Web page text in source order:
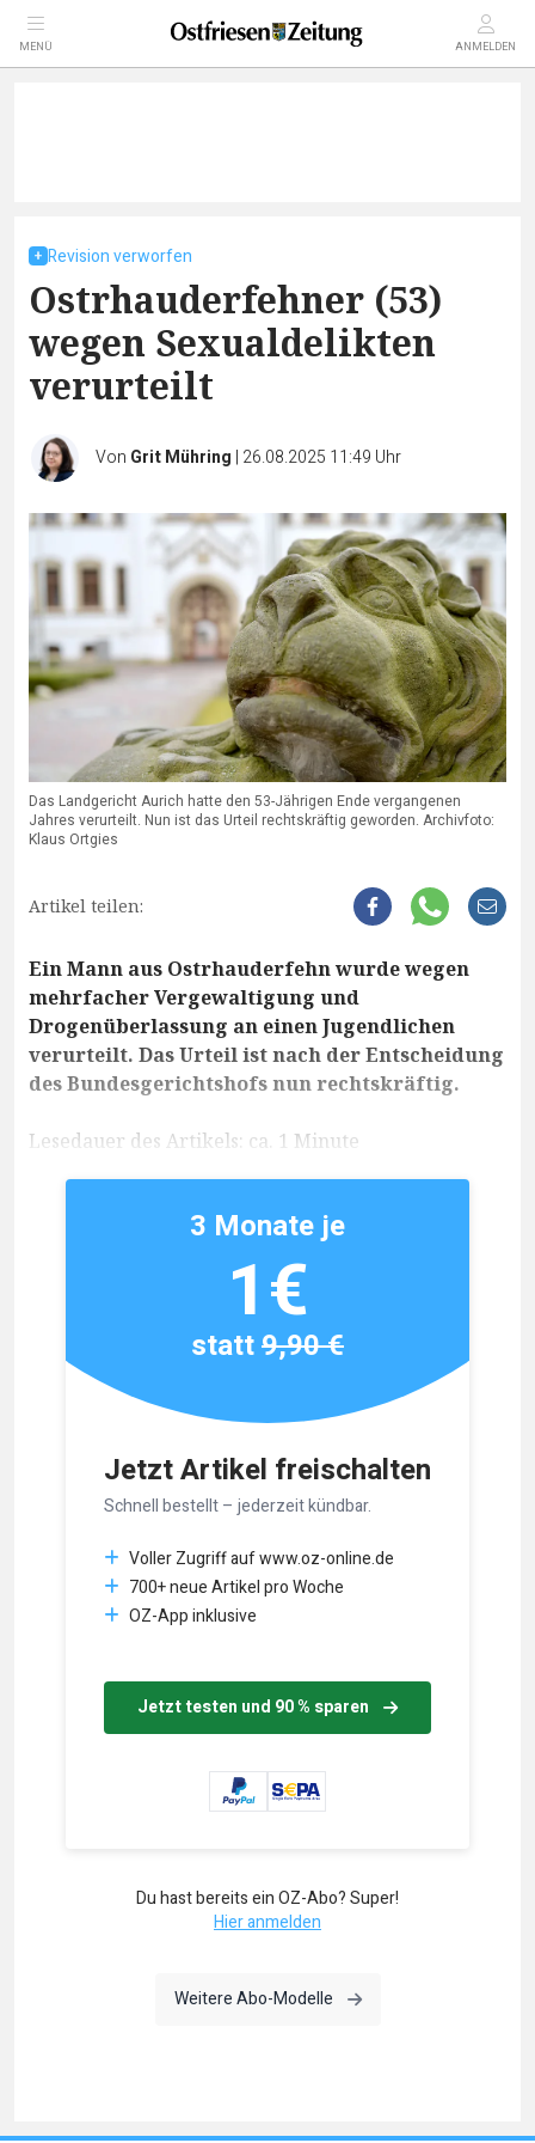
MENÜ ANMELDEN
Revision verworfen
Ostrhauderfehner (53)
wegen Sexualdelikten
verurteilt
Von Grit Mühring | 26.08.2025 11:49 Uhr
Das Landgericht Aurich hatte den 53-Jährigen Ende vergangenen
Jahres verurteilt. Nun ist das Urteil rechtskräftig geworden. Archivfoto:
Klaus Ortgies
Artikel teilen:
Ein Mann aus Ostrhauderfehn wurde wegen
mehrfacher Vergewaltigung und
Drogenüberlassung an einen Jugendlichen
verurteilt. Das Urteil ist nach der Entscheidung
des Bundesgerichtshofs nun rechtskräftig.
Lesedauer des Artikels: ca. 1 Minute
Jetzt Artikel freischalten
Schnell bestellt – jederzeit kündbar.
Voller Zugriff auf www.oz-online.de
700+ neue Artikel pro Woche
OZ-App inklusive
Jetzt testen und 90 % sparen
3 Monate je
1€
statt9,90 €
Du hast bereits ein OZ-Abo? Super!
Hier anmelden
Weitere Abo-Modelle